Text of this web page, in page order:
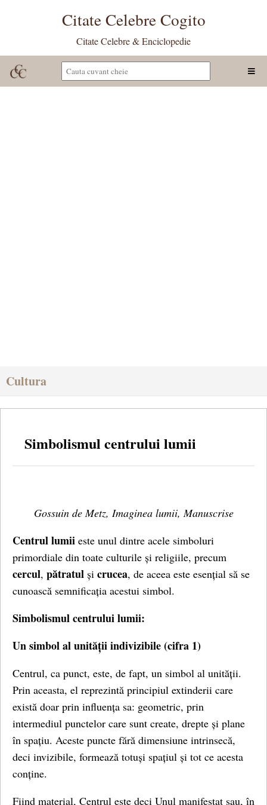
Citate Celebre Cogito
Citate Celebre & Enciclopedie
Cultura
Simbolismul centrului lumii
Gossuin de Metz, Imaginea lumii, Manuscrise
Centrul lumii este unul dintre acele simboluri
primordiale din toate culturile și religiile, precum
cercul, pătratul și crucea, de aceea este esențial să se
cunoască semnificația acestui simbol.
Simbolismul centrului lumii:
Un simbol al unității indivizibile (cifra 1)
Centrul, ca punct, este, de fapt, un simbol al unității.
Prin aceasta, el reprezintă principiul extinderii care
există doar prin influența sa: geometric, prin
intermediul punctelor care sunt create, drepte și plane
în spațiu. Aceste puncte fără dimensiune intrinsecă,
deci invizibile, formează totuși spațiul și tot ce acesta
conține.
Fiind material, Centrul este deci Unul manifestat sau, în